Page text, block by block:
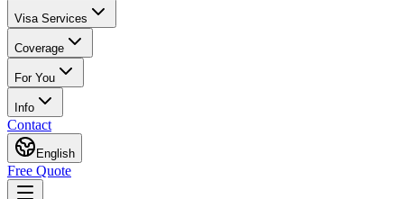
Visa Services
Coverage
For You
Info
Contact
English
Free Quote